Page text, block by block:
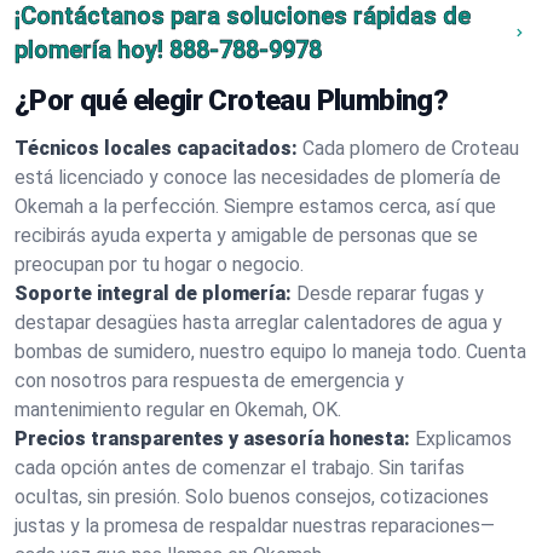
¡Contáctanos para soluciones rápidas de
plomería hoy! 888-788-9978
¿Por qué elegir Croteau Plumbing?
Técnicos locales capacitados: Cada plomero de Croteau
está licenciado y conoce las necesidades de plomería de
Okemah a la perfección. Siempre estamos cerca, así que
recibirás ayuda experta y amigable de personas que se
preocupan por tu hogar o negocio.
Soporte integral de plomería: Desde reparar fugas y
destapar desagües hasta arreglar calentadores de agua y
bombas de sumidero, nuestro equipo lo maneja todo. Cuenta
con nosotros para respuesta de emergencia y
mantenimiento regular en Okemah, OK.
Precios transparentes y asesoría honesta: Explicamos
cada opción antes de comenzar el trabajo. Sin tarifas
ocultas, sin presión. Solo buenos consejos, cotizaciones
justas y la promesa de respaldar nuestras reparaciones—